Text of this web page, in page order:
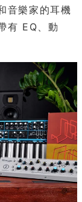
音樂家的耳機
有 EQ、動